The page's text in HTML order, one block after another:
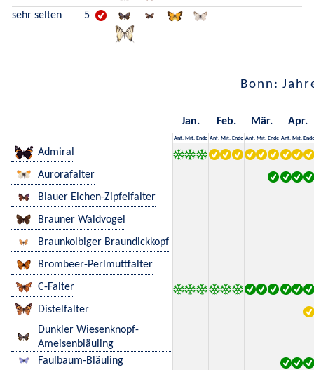
sehr selten 5
Bonn:
Jan. Feb. Mär. Apr.
Anf. Mit. Ende Anf. Mit. Ende Anf. Mit. Ende Anf. Mit. Ende
Admiral
Aurorafalter
Blauer Eichen-Zipfelfalter
Brauner Waldvogel
Braunkolbiger Braundickkopf
Brombeer-Perlmuttfalter
C-Falter
Distelfalter
Dunkler Wiesenknopf-
Ameisenbläuling
Faulbaum-Bläuling